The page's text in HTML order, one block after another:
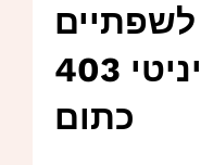
ותיקונים-טריניטי 403
כתום